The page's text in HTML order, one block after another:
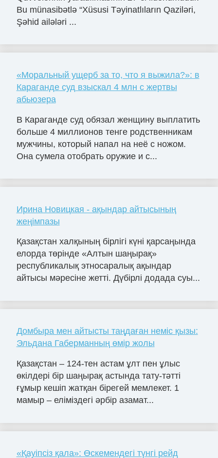
Bu münasibətlə “Xüsusi Təyinatlıların Qaziləri,
Şəhid ailələri ...
«Моральный ущерб за то, что я выжила?»: в
Караганде суд взыскал 4 млн с жертвы
абьюзера
В Караганде суд обязал женщину выплатить
больше 4 миллионов тенге родственникам
мужчины, который напал на неё с ножом.
Она сумела отобрать оружие и с...
Ирина Новицкая - ақындар айтысының
жеңімпазы
Қазақстан халқының бірлігі күні қарсаңында
елорда төрінде «Алтын шаңырақ»
республикалық этносаралық ақындар
айтысы мәресіне жетті. Дүбірлі додада суы...
Домбыра мен айтысты таңдаған неміс қызы:
Эльдана Габерманның өмір жолы
Қазақстан – 124-тен астам ұлт пен ұлыс
өкілдері бір шаңырақ астында тату-тәтті
ғұмыр кешіп жатқан бірегей мемлекет. 1
мамыр – еліміздегі әрбір азамат...
«Қауіпсіз қала»: Өскемендегі түнгі рейд